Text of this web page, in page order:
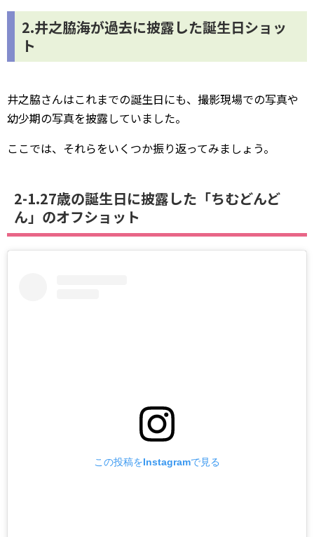
2.井之脇海が過去に披露した誕生日ショッ
ト
井之脇さんはこれまでの誕生日にも、撮影現場での写真や
幼少期の写真を披露していました。
ここでは、それらをいくつか振り返ってみましょう。
2-1.27歳の誕生日に披露した「ちむどんど
ん」のオフショット
この投稿をInstagramで見る